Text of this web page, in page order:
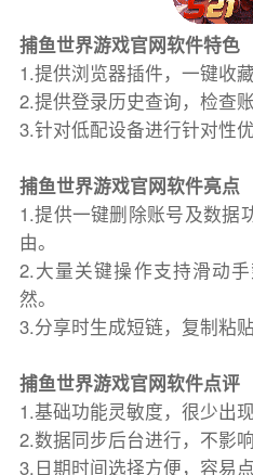
捕鱼世界游戏官网软件特色
1.提供浏览器插件，一键收
2.提供登录历史查询，检查
3.针对低配设备进行针对性
捕鱼世界游戏官网软件亮点
1.提供一键删除账号及数据
由。
2.大量关键操作支持滑动
然。
3.分享时生成短链，复制粘贴
捕鱼世界游戏官网软件点评
1.基础功能灵敏度，很少出
2.数据同步后台进行，不影
3.日期时间选择方便，容易